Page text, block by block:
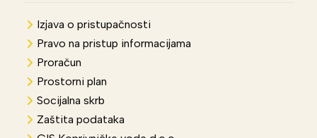
Izjava o pristupačnosti
Pravo na pristup informacijama
Proračun
Prostorni plan
Socijalna skrb
Zaštita podataka